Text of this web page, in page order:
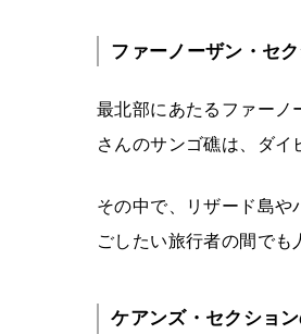
ファーノーザン・セ
最北部にあたるファーノ
さんのサンゴ礁は、ダイ
その中で、リザード島や
ごしたい旅行者の間でも
ケアンズ・セクション